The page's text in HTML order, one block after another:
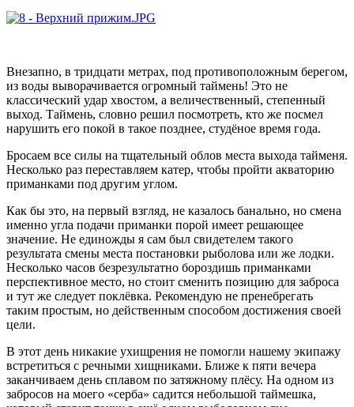
Внезапно, в тридцати метрах, под противоположным берегом,
из воды выворачивается огромный таймень! Это не
классический удар хвостом, а величественный, степенный
выход. Таймень, словно решил посмотреть, кто же посмел
нарушить его покой в такое позднее, студёное время года.
Бросаем все силы на тщательный облов места выхода тайменя.
Несколько раз переставляем катер, чтобы пройти акваторию
приманками под другим углом.
Как бы это, на первый взгляд, не казалось банально, но смена
именно угла подачи приманки порой имеет решающее
значение. Не единожды я сам был свидетелем такого
результата смены места постановки рыболова или же лодки.
Несколько часов безрезультатно бороздишь приманками
перспективное место, но стоит сменить позицию для заброса
и тут же следует поклёвка. Рекомендую не пренебрегать
таким простым, но действенным способом достижения своей
цели.
В этот день никакие ухищрения не помогли нашему экипажу
встретиться с речными хищниками. Ближе к пяти вечера
заканчиваем день сплавом по затяжному плёсу. На одном из
забросов на моего «серба» садится небольшой таймешка,